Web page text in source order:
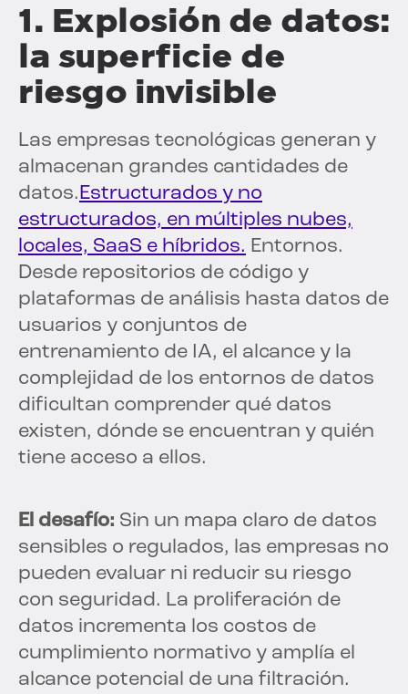
1. Explosión de datos:
la superficie de
riesgo invisible
Las empresas tecnológicas generan y
almacenan grandes cantidades de
datos.Estructurados y no
estructurados, en múltiples nubes,
locales, SaaS e híbridos. Entornos.
Desde repositorios de código y
plataformas de análisis hasta datos de
usuarios y conjuntos de
entrenamiento de IA, el alcance y la
complejidad de los entornos de datos
dificultan comprender qué datos
existen, dónde se encuentran y quién
tiene acceso a ellos.
El desafío: Sin un mapa claro de datos
sensibles o regulados, las empresas no
pueden evaluar ni reducir su riesgo
con seguridad. La proliferación de
datos incrementa los costos de
cumplimiento normativo y amplía el
alcance potencial de una filtración.